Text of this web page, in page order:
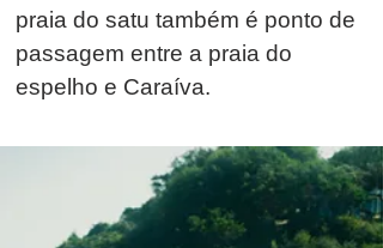
praia do satu também é ponto de
passagem entre a praia do
espelho e Caraíva.